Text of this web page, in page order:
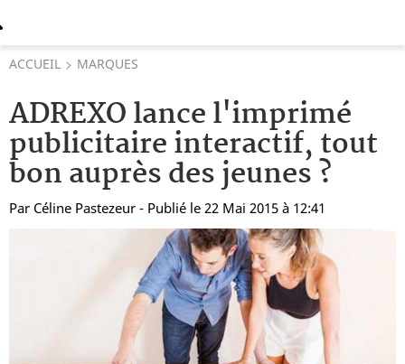
ACCUEIL MARQUES
ADREXO lance l'imprimé
publicitaire interactif, tout
bon auprès des jeunes ?
Par Céline Pastezeur - Publié le 22 Mai 2015 à 12:41